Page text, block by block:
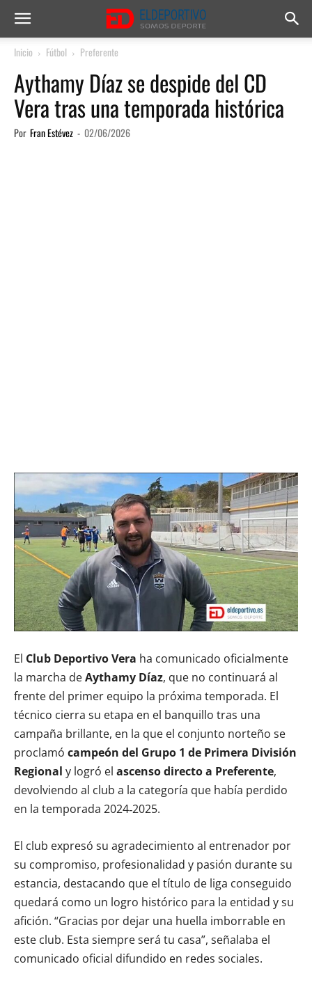
Inicio Fútbol Preferente
Aythamy Díaz se despide del CD
Vera tras una temporada histórica
Por Fran Estévez - 02/06/2026
El Club Deportivo Vera ha comunicado oficialmente
la marcha deAythamy Díaz, que no continuará al
frente del primer equipo la próxima temporada. El
técnico cierra su etapa en el banquillo tras una
campaña brillante, en la que el conjunto norteño se
proclamó campeón del Grupo 1 de Primera División
Regional y logró el ascenso directo a Preferente,
devolviendo al club a la categoría que había perdido
en la temporada 2024‑2025.
El club expresó su agradecimiento al entrenador por
su compromiso, profesionalidad y pasión durante su
estancia, destacando que el título de liga conseguido
quedará como un logro histórico para la entidad y su
afición. “Gracias por dejar una huella imborrable en
este club. Esta siempre será tu casa”, señalaba el
comunicado oficial difundido en redes sociales.